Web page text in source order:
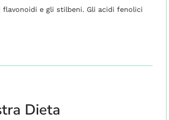
e gli stilbeni. Gli acidi fenolici
Dieta